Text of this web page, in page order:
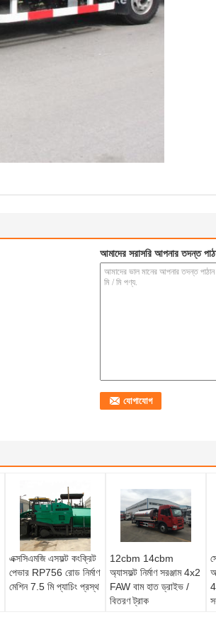
আমাদের সরাসরি আপনার তদন্ত
এক্সসিএমজি এসফল্ট কংক্রিট
পেভার RP756 রোড নির্মাণ
মেশিন 7.5 মি প্যাচিং প্রস্থ
12cbm 14cbm
অ্যাসফল্ট নির্মাণ সরঞ্জাম 4x2
FAW বাম হাত ড্রাইভ /
বিতরণ ট্রাক